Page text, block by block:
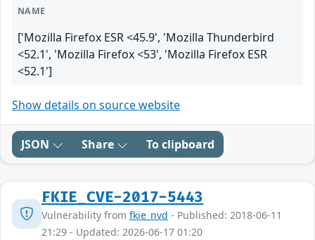
NAME
['Mozilla Firefox ESR <45.9', 'Mozilla Thunderbird
<52.1', 'Mozilla Firefox <53', 'Mozilla Firefox ESR
<52.1']
Show details on source website
JSON Share To clipboard
FKIE_CVE-2017-5443
Vulnerability from fkie_nvd - Published: 2018-06-11
21:29 - Updated: 2026-06-17 01:20